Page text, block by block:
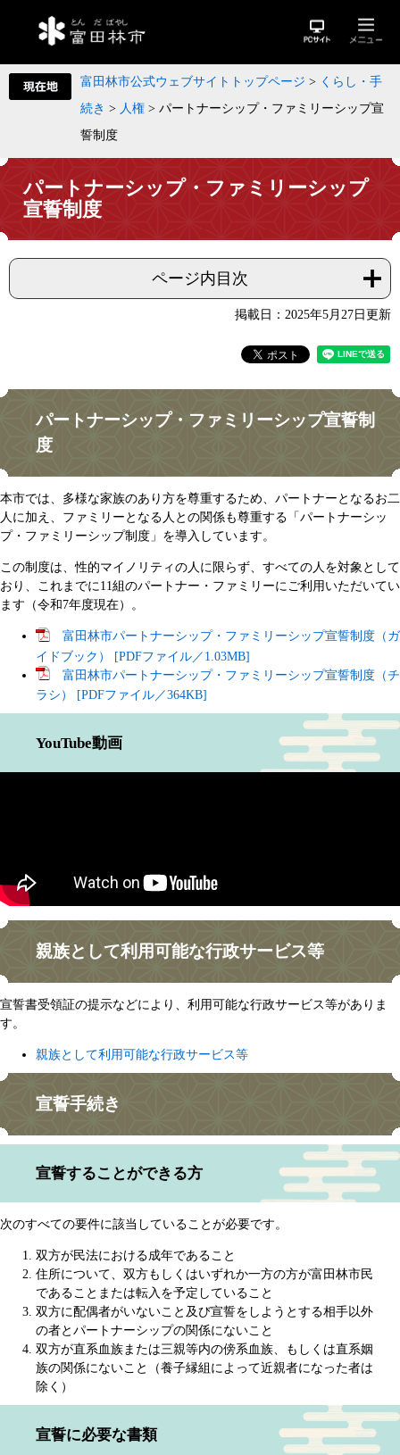
富田林市公式ウェブサイトトップページ > くらし・手
続き > 人権 > パートナーシップ・ファミリーシップ宣
誓制度
パートナーシップ・ファミリーシップ
宣誓制度
ページ内目次
掲載日：2025年5月27日更新
パートナーシップ・ファミリーシップ宣誓制
度
本市では、多様な家族のあり方を尊重するため、パートナーとなるお二
人に加え、ファミリーとなる人との関係も尊重する「パートナーシッ
プ・ファミリーシップ制度」を導入しています。
この制度は、性的マイノリティの人に限らず、すべての人を対象として
おり、これまでに11組のパートナー・ファミリーにご利用いただいてい
ます（令和7年度現在）。
富田林市パートナーシップ・ファミリーシップ宣誓制度（ガ
イドブック） [PDFファイル／1.03MB]
富田林市パートナーシップ・ファミリーシップ宣誓制度（チ
ラシ） [PDFファイル／364KB]
YouTube動画
親族として利用可能な行政サービス等
宣誓書受領証の提示などにより、利用可能な行政サービス等がありま
す。
親族として利用可能な行政サービス等
宣誓手続き
宣誓することができる方
次のすべての要件に該当していることが必要です。
双方が民法における成年であること
住所について、双方もしくはいずれか一方の方が富田林市民
であることまたは転入を予定していること
双方に配偶者がいないこと及び宣誓をしようとする相手以外
の者とパートナーシップの関係にないこと
双方が直系血族または三親等内の傍系血族、もしくは直系姻
族の関係にないこと（養子縁組によって近親者になった者は
除く）
宣誓に必要な書類